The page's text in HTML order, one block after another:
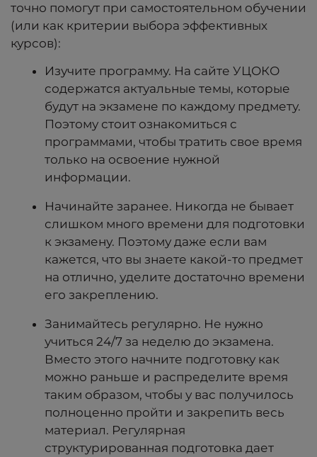
точно помогут при самостоятельном обучении
(или как критерии выбора эффективных
курсов):
Изучите программу. На сайте УЦОКО
содержатся актуальные темы, которые
будут на экзамене по каждому предмету.
Поэтому стоит ознакомиться с
программами, чтобы тратить свое время
только на освоение нужной
информации.
Начинайте заранее. Никогда не бывает
слишком много времени для подготовки
к экзамену. Поэтому даже если вам
кажется, что вы знаете какой-то предмет
на отлично, уделите достаточно времени
его закреплению.
Занимайтесь регулярно. Не нужно
учиться 24/7 за неделю до экзамена.
Вместо этого начните подготовку как
можно раньше и распределите время
таким образом, чтобы у вас получилось
полноценно пройти и закрепить весь
материал. Регулярная
структурированная подготовка дает